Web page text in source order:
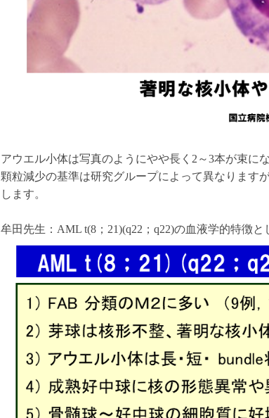
アウエル小体は写真のようにやや長く2～3本が束に
顆粒減少の基準は研究グループによって異なります
します。
牟田先生：AML t(8；21)(q22；q22)の血液学的特徴